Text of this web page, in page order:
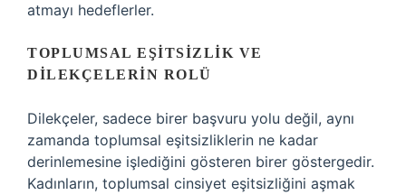
atmayı hedeflerler.
TOPLUMSAL EŞITSIZLIK VE
DILEKÇELERIN ROLÜ
Dilekçeler, sadece birer başvuru yolu değil, aynı
zamanda toplumsal eşitsizliklerin ne kadar
derinlemesine işlediğini gösteren birer göstergedir.
Kadınların, toplumsal cinsiyet eşitsizliğini aşmak